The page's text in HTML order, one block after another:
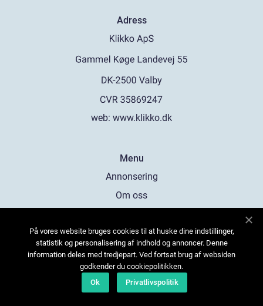
Adress
web: www.klikko.dk
Menu
Annonsering
Om oss
Kontakta oss
Sitemap
På vores website bruges cookies til at huske dine indstillinger,
statistik og personalisering af indhold og annoncer. Denne
information deles med tredjepart. Ved fortsat brug af websiden
godkender du cookiepolitikken.
Ok
Privatlivspolitik